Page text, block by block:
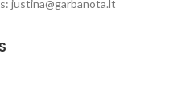
justina@garbanota.lt